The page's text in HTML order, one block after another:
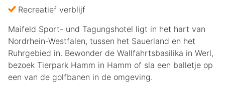
Recreatief verblijf
Maifeld Sport- und Tagungshotel ligt in het hart van
Nordrhein-Westfalen, tussen het Sauerland en het
Ruhrgebied in. Bewonder de Wallfahrtsbasilika in Werl,
bezoek Tierpark Hamm in Hamm of sla een balletje op
een van de golfbanen in de omgeving.